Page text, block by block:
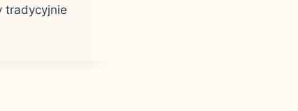
tradycyjnie